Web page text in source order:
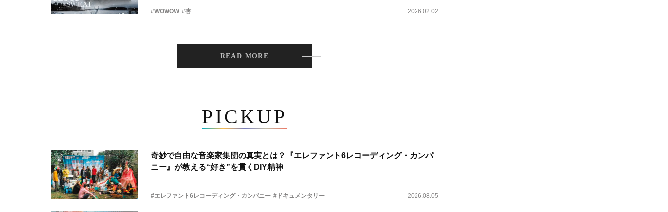
#WOWOW #杏 2026.02.02
READ MORE
PICKUP
奇妙で自由な音楽家集団の真実とは？『エレファント6レコーディング・カンパ
ニー』が教える“好き”を貫くDIY精神
#エレファント6レコーディング・カンパニー #ドキュメンタリー 2026.08.05